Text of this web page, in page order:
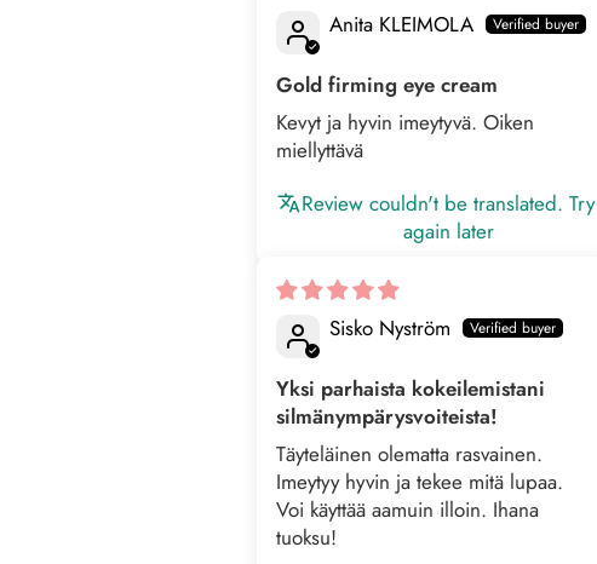
Anita KLEIMOLA
Gold firming eye cream
Kevyt ja hyvin imeytyvä. Oiken
miellyttävä
Review couldn't be translated. Try
again later
Sisko Nyström
Yksi parhaista kokeilemistani
silmänympärysvoiteista!
Täyteläinen olematta rasvainen.
Imeytyy hyvin ja tekee mitä lupaa.
Voi käyttää aamuin illoin. Ihana
tuoksu!